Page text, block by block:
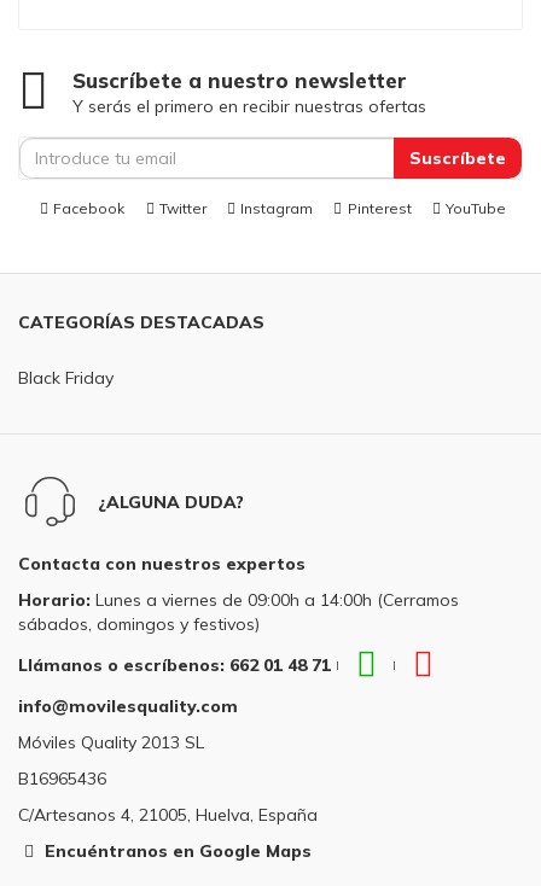
Suscríbete a nuestro newsletter
Y serás el primero en recibir nuestras ofertas
Suscríbete
Facebook Twitter Instagram Pinterest YouTube
CATEGORÍAS DESTACADAS
Black Friday
¿ALGUNA DUDA?
Contacta con nuestros expertos
Horario: Lunes a viernes de 09:00h a 14:00h (Cerramos
sábados, domingos y festivos)
Llámanos o escríbenos: 662 01 48 71 |
WhatsApp
Llámanos
|
info@movilesquality.com
Móviles Quality 2013 SL
B16965436
C/Artesanos 4, 21005, Huelva, España
Encuéntranos en Google Maps